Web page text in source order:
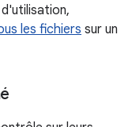
les fichiers sur un